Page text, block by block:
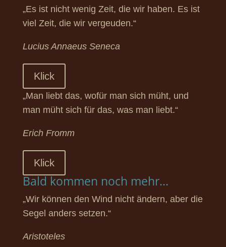
„Es ist nicht wenig Zeit, die wir haben. Es ist
viel Zeit, die wir vergeuden.“
Lucius Annaeus Seneca
Klick
„Man liebt das, wofür man sich müht, und
man müht sich für das, was man liebt.“
Erich Fromm
Klick
Bald kommen noch mehr...
„Wir können den Wind nicht ändern, aber die
Segel anders setzen.“
Aristoteles